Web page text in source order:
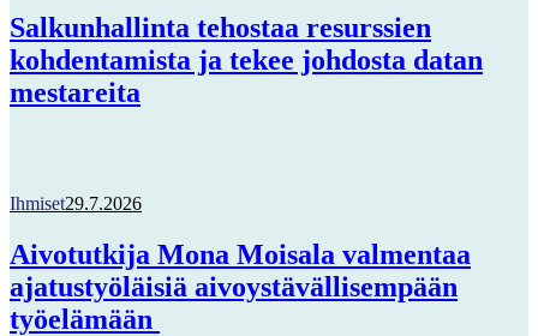
Salkunhallinta tehostaa resurssien
kohdentamista ja tekee johdosta datan
mestareita
Ihmiset29.7.2026
Aivotutkija Mona Moisala valmentaa
ajatustyöläisiä aivoystävällisempään
työelämään